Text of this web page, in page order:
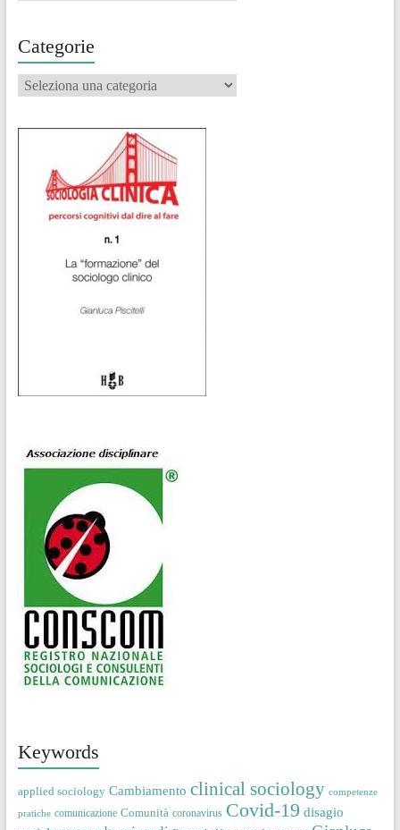
Categorie
Categorie
Keywords
applied sociology Cambiamento clinical sociology competenze
pratiche comunicazione Comunità coronavirus Covid-19 disagio